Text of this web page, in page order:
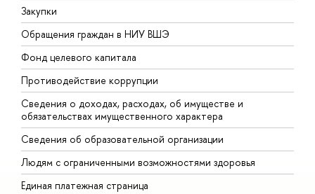
Закупки
Обращения граждан в НИУ ВШЭ
Фонд целевого капитала
Противодействие коррупции
Сведения о доходах, расходах, об имуществе и
обязательствах имущественного характера
Сведения об образовательной организации
Людям с ограниченными возможностями здоровья
Единая платежная страница